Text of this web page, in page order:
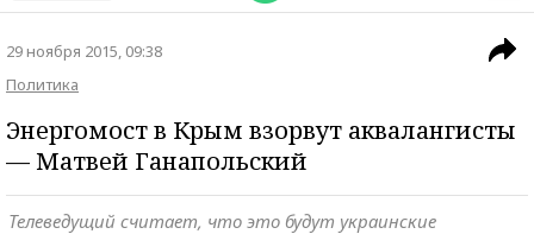
29 ноября 2015, 09:38
Политика
Энергомост в Крым взорвут аквалангисты
— Матвей Ганапольский
Телеведущий считает, что это будут украинские